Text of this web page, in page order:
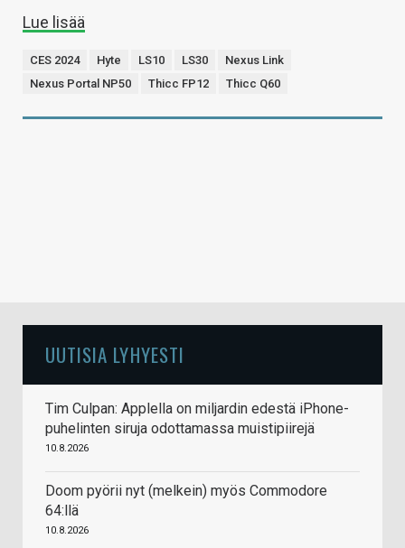
Lue lisää
CES 2024 Hyte LS10 LS30
Nexus Link
Nexus Portal NP50
Thicc FP12 Thicc Q60
UUTISIA LYHYESTI
Tim Culpan: Applella on miljardin edestä iPhone-
puhelinten siruja odottamassa muistipiirejä
10.8.2026
Doom pyörii nyt (melkein) myös Commodore
64:llä
10.8.2026